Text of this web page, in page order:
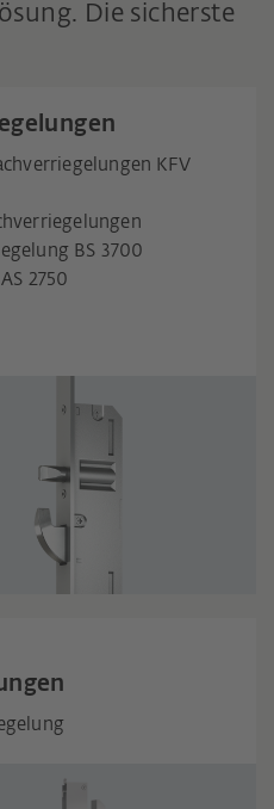
Die sicherste
KFV
BS 3700
2750